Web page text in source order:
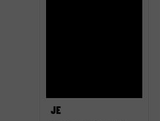
JE